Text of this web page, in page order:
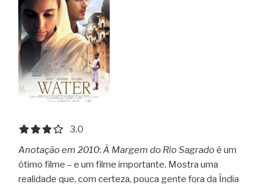
3.0 out of 5.0 stars
3.0
Anotação em 2010: À Margem do Rio Sagradoé um
ótimo filme – e um filme importante. Mostra uma
realidade que, com certeza, pouca gente fora da Índia